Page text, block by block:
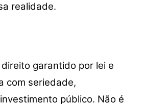
realidade.
garantido por lei e
com seriedade,
público. Não é